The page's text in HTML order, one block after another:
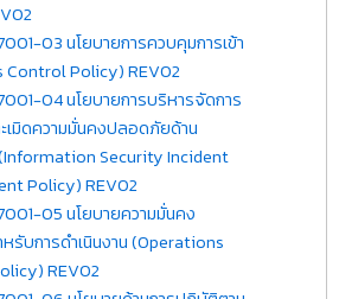
03 นโยบายการควบคุมการเข้า
Control Policy) REV02
04 นโยบายการบริหารจัดการ
เมิดความมั่นคงปลอดภัยด้าน
Security Incident
Policy) REV02
05 นโยบายความมั่นคง
รับการดำเนินงาน (Operations
REV02